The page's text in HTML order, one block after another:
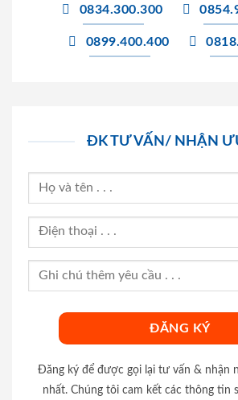
0834.300.300
0899.400.400
ĐK TƯ VẤN/ NHẬN
Đăng ký để được gọi lại tư vấn & nhận
nhất. Chúng tôi cam kết các thông tin